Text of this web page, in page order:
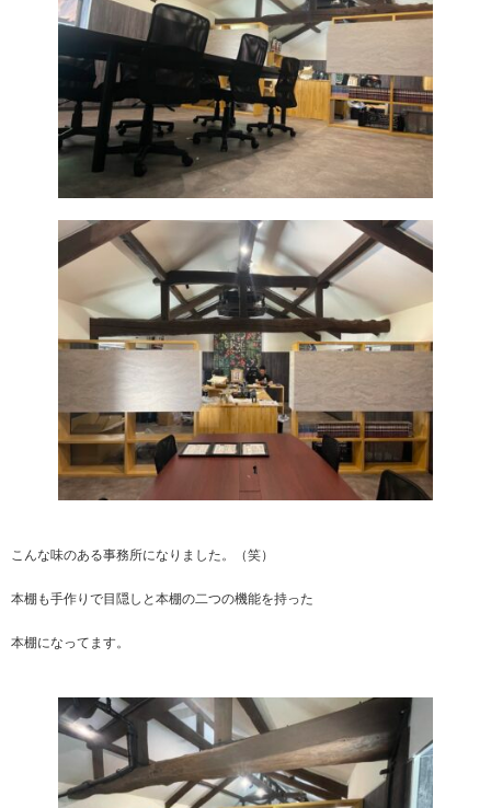
こんな味のある事務所になりました。（笑）
本棚も手作りで目隠しと本棚の二つの機能を持った
本棚になってます。